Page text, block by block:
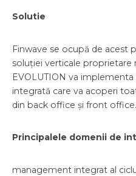
Solutie
Finwave se ocupă de acest
soluției verticale proprietare
EVOLUTION va
integrată care va acoperi
din back office și front office.
Principalele domenii de
management integrat al